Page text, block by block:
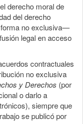
derecho moral de
del derecho
no exclusiva—
legal en acceso
contractuales
no exclusiva
y Derechos (por
o darlo a
siempre que
se publicó por